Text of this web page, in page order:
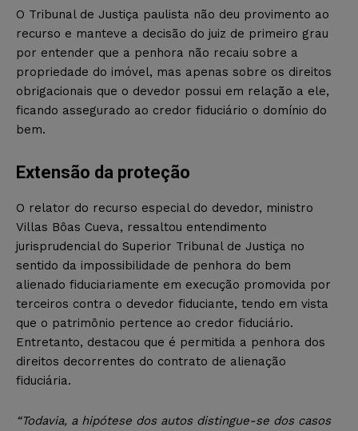
O Tribunal de Justiça paulista não deu provimento ao
recurso e manteve a decisão do juiz de primeiro grau
por entender que a penhora não recaiu sobre a
propriedade do imóvel, mas apenas sobre os direitos
obrigacionais que o devedor possui em relação a ele,
ficando assegurado ao credor fiduciário o domínio do
bem.
Extensão da proteção
O relator do recurso especial do devedor, ministro
Villas Bôas Cueva, ressaltou entendimento
jurisprudencial do Superior Tribunal de Justiça no
sentido da impossibilidade de penhora do bem
alienado fiduciariamente em execução promovida por
terceiros contra o devedor fiduciante, tendo em vista
que o patrimônio pertence ao credor fiduciário.
Entretanto, destacou que é permitida a penhora dos
direitos decorrentes do contrato de alienação
fiduciária.
“Todavia, a hipótese dos autos distingue-se dos casos